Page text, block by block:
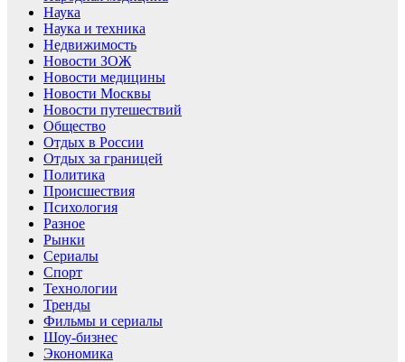
Наука
Наука и техника
Недвижимость
Новости ЗОЖ
Новости медицины
Новости Москвы
Новости путешествий
Общество
Отдых в России
Отдых за границей
Политика
Происшествия
Психология
Разное
Рынки
Сериалы
Спорт
Технологии
Тренды
Фильмы и сериалы
Шоу-бизнес
Экономика